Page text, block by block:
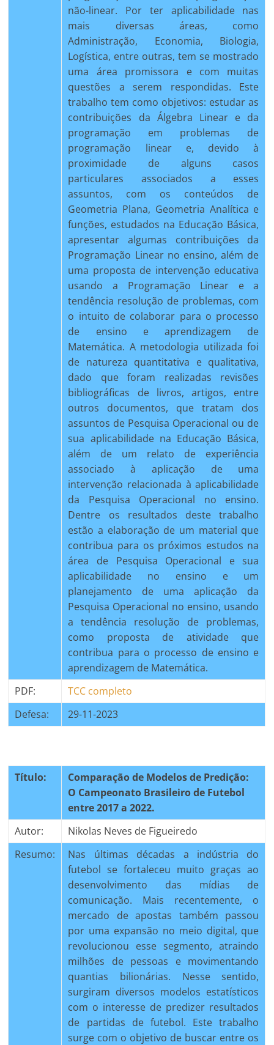
não-linear. Por ter aplicabilidade nas
mais diversas áreas, como
Administração, Economia, Biologia,
Logística, entre outras, tem se mostrado
uma área promissora e com muitas
questões a serem respondidas. Este
trabalho tem como objetivos: estudar as
contribuições da Álgebra Linear e da
programação em problemas de
programação linear e, devido à
proximidade de alguns casos
particulares associados a esses
assuntos, com os conteúdos de
Geometria Plana, Geometria Analítica e
funções, estudados na Educação Básica,
apresentar algumas contribuições da
Programação Linear no ensino, além de
uma proposta de intervenção educativa
usando a Programação Linear e a
tendência resolução de problemas, com
o intuito de colaborar para o processo
de ensino e aprendizagem de
Matemática. A metodologia utilizada foi
de natureza quantitativa e qualitativa,
dado que foram realizadas revisões
bibliográficas de livros, artigos, entre
outros documentos, que tratam dos
assuntos de Pesquisa Operacional ou de
sua aplicabilidade na Educação Básica,
além de um relato de experiência
associado à aplicação de uma
intervenção relacionada à aplicabilidade
da Pesquisa Operacional no ensino.
Dentre os resultados deste trabalho
estão a elaboração de um material que
contribua para os próximos estudos na
área de Pesquisa Operacional e sua
aplicabilidade no ensino e um
planejamento de uma aplicação da
Pesquisa Operacional no ensino, usando
a tendência resolução de problemas,
como proposta de atividade que
contribua para o processo de ensino e
aprendizagem de Matemática.
PDF:
TCC completo
Defesa:
29-11-2023
Título:
Comparação de Modelos de Predição:
O Campeonato Brasileiro de Futebol
entre 2017 a 2022.
Autor:
Nikolas Neves de Figueiredo
Resumo:
Nas últimas décadas a indústria do
futebol se fortaleceu muito graças ao
desenvolvimento das mídias de
comunicação. Mais recentemente, o
mercado de apostas também passou
por uma expansão no meio digital, que
revolucionou esse segmento, atraindo
milhões de pessoas e movimentando
quantias bilionárias. Nesse sentido,
surgiram diversos modelos estatísticos
com o interesse de predizer resultados
de partidas de futebol. Este trabalho
surge com o objetivo de buscar entre os